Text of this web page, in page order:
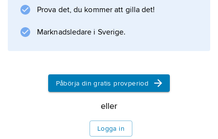
Building (1907), Cunard Building (1916) och
Prova det, du kommer att gilla det!
Marknadsledare i Sverige.
Påbörja din gratis provperiod
eller
Logga in